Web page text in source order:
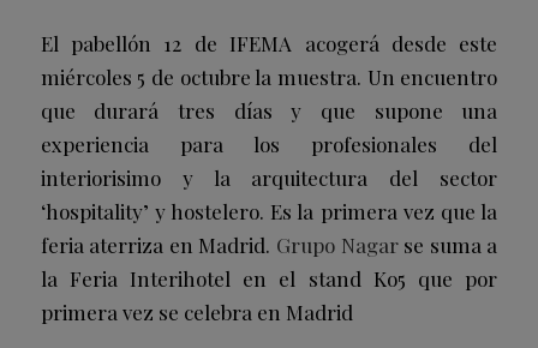
El pabellón 12 de IFEMA acogerá desde este
miércoles 5 de octubre la muestra. Un encuentro
que durará tres días y que supone una
experiencia para los profesionales del
interiorisimo y la arquitectura del sector
‘hospitality’ y hostelero. Es la primera vez que la
feria aterriza en Madrid. Grupo Nagarse suma a
la Feria Interihotel en el stand Ko5 que por
primera vez se celebra en Madrid